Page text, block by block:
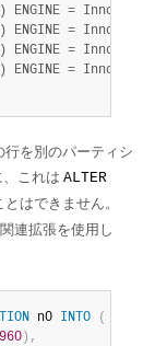
ENGINE = InnoDB,
ENGINE = InnoDB,
ENGINE = InnoDB,
ENGINE = InnoDB)
を別のパーティシ
これは ALTER
はできません。
連拡張を使用し
n0 INTO
(
) ,